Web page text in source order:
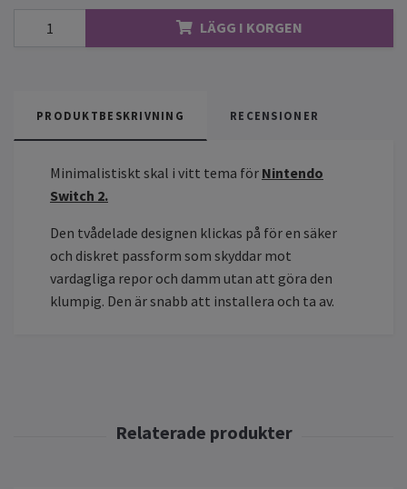
LÄGG I KORGEN
PRODUKTBESKRIVNING RECENSIONER
Minimalistiskt skal i vitt tema för Nintendo
Switch 2.
Den tvådelade designen klickas på för en säker
och diskret passform som skyddar mot
vardagliga repor och damm utan att göra den
klumpig. Den är snabb att installera och ta av.